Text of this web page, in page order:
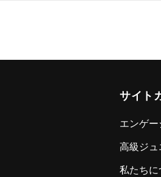
サイト
エンゲー
高級ジ
私たちに